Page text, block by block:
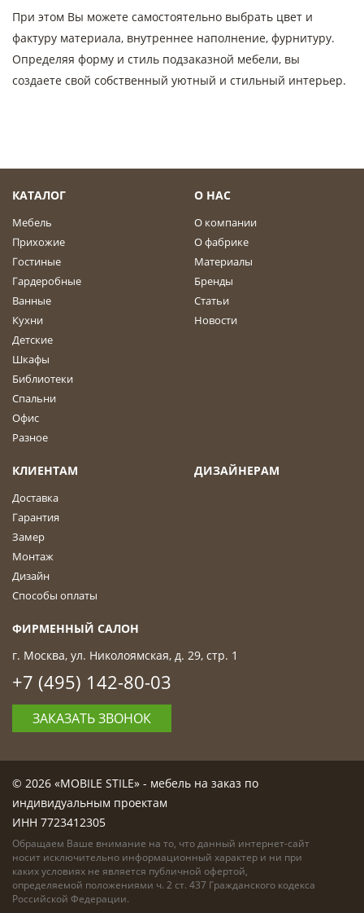
При этом Вы можете самостоятельно выбрать цвет и
фактуру материала, внутреннее наполнение, фурнитуру.
Определяя форму и стиль подзаказной мебели, вы
создаете свой собственный уютный и стильный интерьер.
КАТАЛОГ
Мебель
Прихожие
Гостиные
Гардеробные
Ванные
Кухни
Детские
Шкафы
Библиотеки
Спальни
Офис
Разное
О НАС
О компании
О фабрике
Материалы
Бренды
Статьи
Новости
КЛИЕНТАМ
Доставка
Гарантия
Замер
Монтаж
Дизайн
Способы оплаты
ДИЗАЙНЕРАМ
ФИРМЕННЫЙ САЛОН
г. Москва, ул. Николоямская, д. 29, стр. 1
+7 (495) 142-80-03
ЗАКАЗАТЬ ЗВОНОК
© 2026 «MOBILE STILE» - мебель на заказ по
индивидуальным проектам
ИНН 7723412305
Обращаем Ваше внимание на то, что данный интернет-сайт
носит исключительно информационный характер и ни при
каких условиях не является публичной офертой,
определяемой положениями ч. 2 ст. 437 Гражданского кодекса
Российской Федерации.